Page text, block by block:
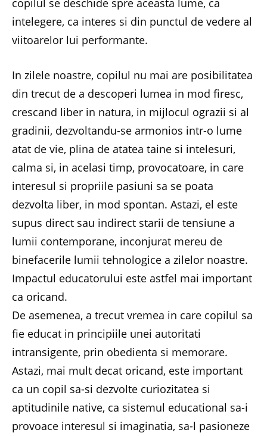
copilul se deschide spre aceasta lume, ca
intelegere, ca interes si din punctul de vedere al
viitoarelor lui performante.
In zilele noastre, copilul nu mai are posibilitatea
din trecut de a descoperi lumea in mod firesc,
crescand liber in natura, in mijlocul ograzii si al
gradinii, dezvoltandu-se armonios intr-o lume
atat de vie, plina de atatea taine si intelesuri,
calma si, in acelasi timp, provocatoare, in care
interesul si propriile pasiuni sa se poata
dezvolta liber, in mod spontan. Astazi, el este
supus direct sau indirect starii de tensiune a
lumii contemporane, inconjurat mereu de
binefacerile lumii tehnologice a zilelor noastre.
Impactul educatorului este astfel mai important
ca oricand.
De asemenea, a trecut vremea in care copilul sa
fie educat in principiile unei autoritati
intransigente, prin obedienta si memorare.
Astazi, mai mult decat oricand, este important
ca un copil sa-si dezvolte curiozitatea si
aptitudinile native, ca sistemul educational sa-i
provoace interesul si imaginatia, sa-l pasioneze